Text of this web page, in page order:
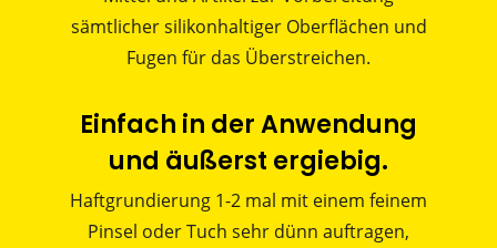
sämtlicher silikonhaltiger Oberflächen und
Fugen für das Überstreichen.
Einfach in der Anwendung
und äußerst ergiebig.
Haftgrundierung 1-2 mal mit einem feinem
Pinsel oder Tuch sehr dünn auftragen,